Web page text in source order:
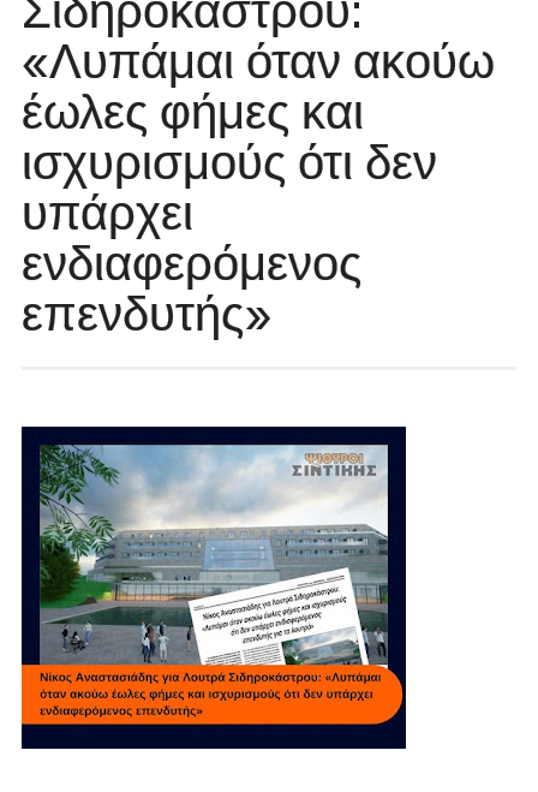
«Λυπάμαι όταν ακούω
έωλες φήμες και
ισχυρισμούς ότι δεν
υπάρχει
ενδιαφερόμενος
επενδυτής»